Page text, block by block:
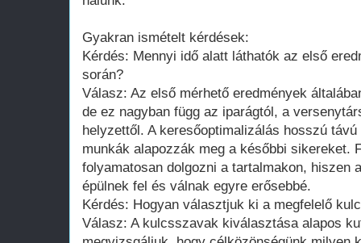
Gyakran ismételt kérdések:
Kérdés: Mennyi idő alatt láthatók az első
során?
Válasz: Az első mérhető eredmények
de ez nagyban függ az iparágtól, a
helyzettől. A keresőoptimalizálás hosszú
munkák alapozzák meg a későbbi sikereket.
folyamatosan dolgozni a tartalmakon, hiszen
épülnek fel és válnak egyre erősebbé.
Kérdés: Hogyan választjuk ki a megfelelő
Válasz: A kulcsszavak kiválasztása alapos